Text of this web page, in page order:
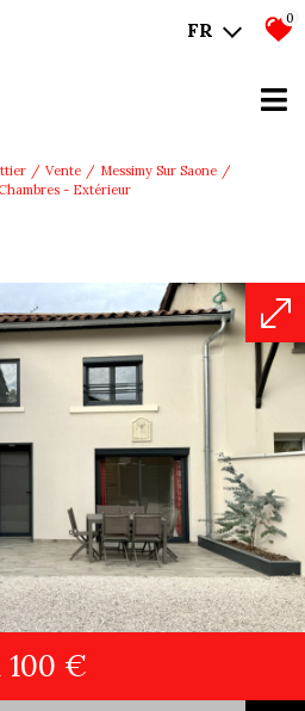
FR
0
Vente
Messimy Sur Saone
- Extérieur
100 €